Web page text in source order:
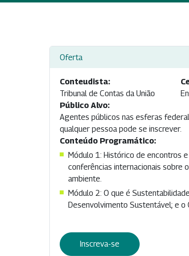
Oferta
Conteudista:
Tribunal de Contas da União
Público Alvo:
Agentes públicos nas esferas
qualquer pessoa pode se inscrever.
Conteúdo Programático:
Módulo 1: Histórico de encontros e
conferências internacionais sobre
ambiente.
Módulo 2: O que é
Desenvolvimento Sustentável; e o
Inscreva-se